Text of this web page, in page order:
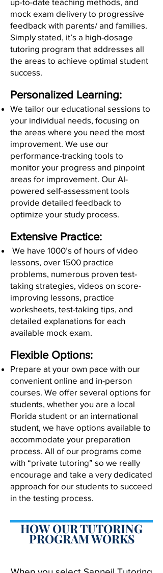
mock exam delivery to progressive
feedback with parents/ and families.
Simply stated, it’s a high-dosage
tutoring program that addresses all
the areas to achieve optimal student
success.
Personalized Learning:
We tailor our educational sessions to
your individual needs, focusing on
the areas where you need the most
improvement. We use our
performance-tracking tools to
monitor your progress and pinpoint
areas for improvement. Our AI-
powered self-assessment tools
provide detailed feedback to
optimize your study process.
Extensive Practice:
We have 1000’s of hours of video
lessons, over 1500 practice
problems, numerous proven test-
taking strategies, videos on score-
improving lessons, practice
worksheets, test-taking tips, and
detailed explanations for each
available mock exam.
Flexible Options:
Prepare at your own pace with our
convenient online and in-person
courses. We offer several options for
students, whether you are a local
Florida student or an international
student, we have options available to
accommodate your preparation
process. All of our programs come
with “private tutoring” so we really
encourage and take a very dedicated
approach for our students to succeed
in the testing process.
HOW OUR TUTORING
PROGRAM WORKS